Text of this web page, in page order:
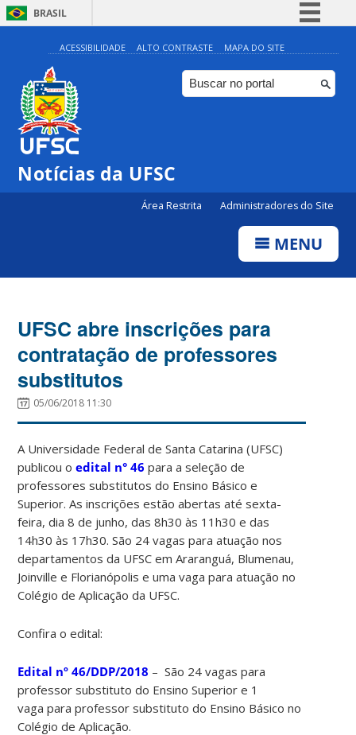
BRASIL
Simplifique!
Comunica BR
Participe
ACESSIBILIDADE ALTO CONTRASTE MAPA DO SITE
Notícias da UFSC
Área Restrita Administradores do Site
MENU
UFSC abre inscrições para
contratação de professores
substitutos
05/06/2018 11:30
A Universidade Federal de Santa Catarina (UFSC)
publicou oedital n° 46 para a seleção de
professores substitutos do Ensino Básico e
Superior. As inscrições estão abertas até sexta-
feira, dia 8 de junho, das 8h30 às 11h30 e das
14h30 às 17h30. São 24 vagas para atuação nos
departamentos da UFSC em Araranguá, Blumenau,
Joinville e Florianópolis e uma vaga para atuação no
Colégio de Aplicação da UFSC.
Confira o edital:
Edital nº 46/DDP/2018 – São 24 vagas para
professor substituto do Ensino Superior e 1
vaga para professor substituto do Ensino Básico no
Colégio de Aplicação.